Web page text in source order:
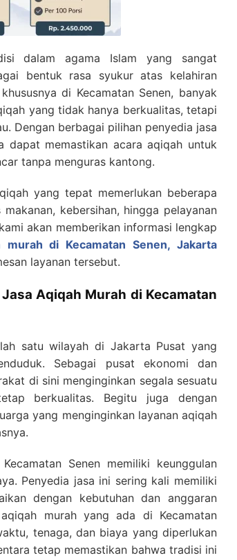
dalam agama Islam yang sangat
bentuk rasa syukur atas kelahiran
di Kecamatan Senen, banyak
yang tidak hanya berkualitas, tetapi
Dengan berbagai pilihan penyedia jasa
dapat memastikan acara aqiqah untuk
tanpa menguras kantong.
yang tepat memerlukan beberapa
kebersihan, hingga pelayanan
akan memberikan informasi lengkap
murah di Kecamatan Senen, Jakarta
layanan tersebut.
Aqiqah Murah di Kecamatan
satu wilayah di Jakarta Pusat yang
Sebagai pusat ekonomi dan
di sini menginginkan segala sesuatu
berkualitas. Begitu juga dengan
yang menginginkan layanan aqiqah
Senen memiliki keunggulan
Penyedia jasa ini sering kali memiliki
dengan kebutuhan dan anggaran
murah yang ada di Kecamatan
tenaga, dan biaya yang diperlukan
tetap memastikan bahwa tradisi ini